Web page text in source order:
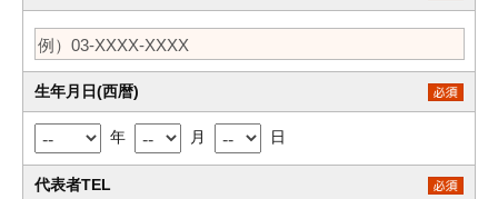
生年月日(西暦)
年 月 日
代表者TEL